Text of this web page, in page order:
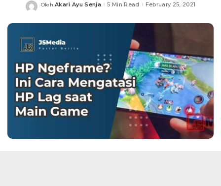
Posted
Oleh Akari Ayu Senja 5 Min Read February 25, 2021